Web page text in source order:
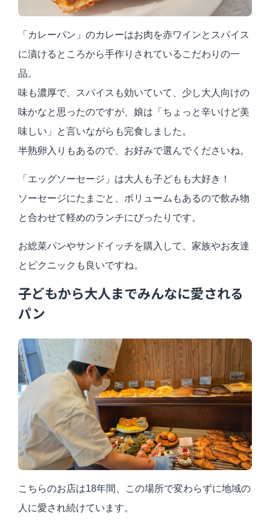
「カレーパン」のカレーはお肉を赤ワインとスパイス
に漬けるところから手作りされているこだわりの一
品。
味も濃厚で、スパイスも効いていて、少し大人向けの
味かなと思ったのですが、娘は「ちょっと辛いけど美
味しい」と言いながらも完食しました。
半熟卵入りもあるので、お好みで選んでくださいね。
「エッグソーセージ」は大人も子どもも大好き！
ソーセージにたまごと、ボリュームもあるので飲み物
と合わせて軽めのランチにぴったりです。
お総菜パンやサンドイッチを購入して、家族やお友達
とピクニックも良いですね。
子どもから大人までみんなに愛される
パン
こちらのお店は18年間、この場所で変わらずに地域の
人に愛され続けています。